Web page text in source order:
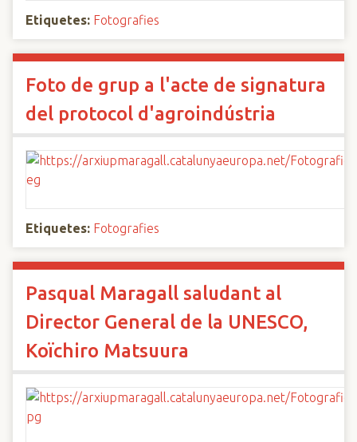
Etiquetes: Fotografies
Foto de grup a l'acte de signatura
del protocol d'agroindústria
Etiquetes: Fotografies
Pasqual Maragall saludant al
Director General de la UNESCO,
Koïchiro Matsuura